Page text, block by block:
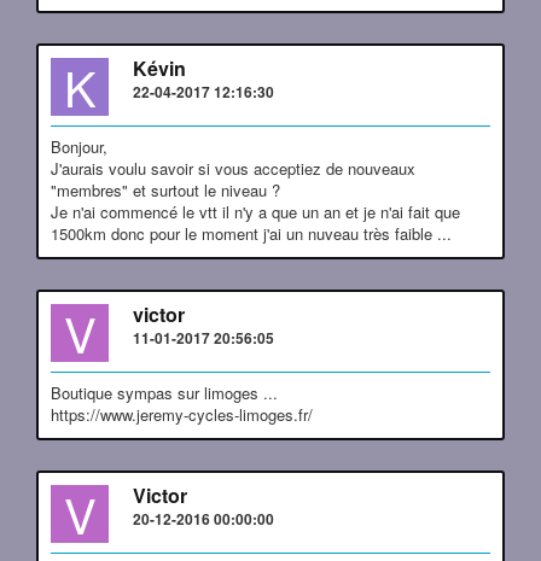
K Kévin
22-04-2017 12:16:30
Bonjour,
J'aurais voulu savoir si vous acceptiez de nouveaux
"membres" et surtout le niveau ?
Je n'ai commencé le vtt il n'y a que un an et je n'ai fait que
1500km donc pour le moment j'ai un nuveau très faible ...
V victor
11-01-2017 20:56:05
Boutique sympas sur limoges ...
https://www.jeremy-cycles-limoges.fr/
V Victor
20-12-2016 00:00:00